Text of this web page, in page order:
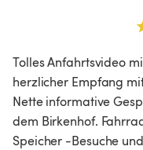
Tolles Anfahrtsvideo
herzlicher Empfang
Nette informative
dem Birkenhof.
Speicher -Besuche